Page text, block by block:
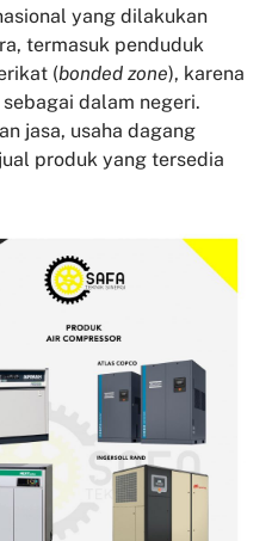
yang dilakukan
termasuk penduduk
(bonded zone), karena
dalam negeri.
jasa, usaha dagang
produk yang tersedia